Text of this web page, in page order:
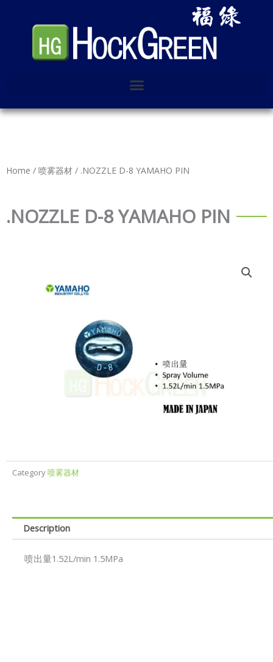
Home / 喷雾器材 / .NOZZLE D-8 YAMAHO PIN
.NOZZLE D-8 YAMAHO PIN
Category喷雾器材
Description
喷出量1.52L/min 1.5MPa